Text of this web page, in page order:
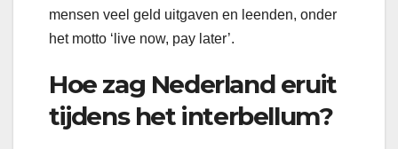
mensen veel geld uitgaven en leenden, onder
het motto ‘live now, pay later’.
Hoe zag Nederland eruit
tijdens het interbellum?